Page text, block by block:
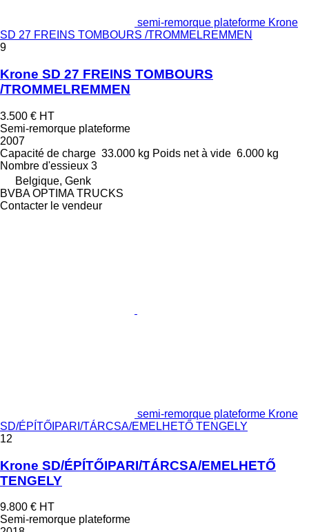
semi-remorque plateforme Krone
SD 27 FREINS TOMBOURS /TROMMELREMMEN
9
Krone SD 27 FREINS TOMBOURS
/TROMMELREMMEN
3.500 € HT
Semi-remorque plateforme
2007
Capacité de charge 33.000 kg Poids net à vide 6.000 kg
Nombre d'essieux 3
Belgique, Genk
BVBA OPTIMA TRUCKS
Contacter le vendeur
semi-remorque plateforme Krone
SD/ÉPÍTŐIPARI/TÁRCSA/EMELHETŐ TENGELY
12
Krone SD/ÉPÍTŐIPARI/TÁRCSA/EMELHETŐ
TENGELY
9.800 € HT
Semi-remorque plateforme